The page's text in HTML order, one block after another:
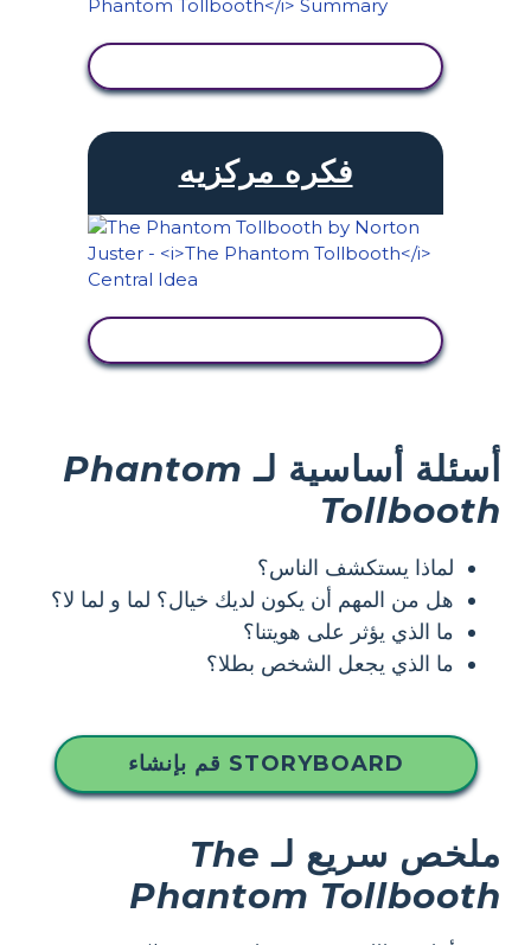
فكره مركزيه
أسئلة أساسية لـ Phantom
Tollbooth
لماذا يستكشف الناس؟
هل من المهم أن يكون لديك خيال؟ لما و لما لا؟
ما الذي يؤثر على هويتنا؟
ما الذي يجعل الشخص بطلا؟
قم بإنشاء STORYBOARD
ملخص سريع لـ The
Phantom Tollbooth